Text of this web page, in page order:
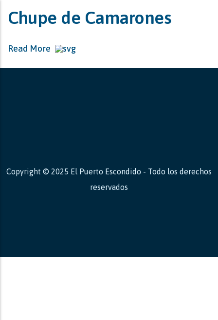
Chupe de Camarones
Read More
Copyright © 2025 El Puerto Escondido - Todo los derechos
reservados